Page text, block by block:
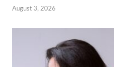
August 3, 2026